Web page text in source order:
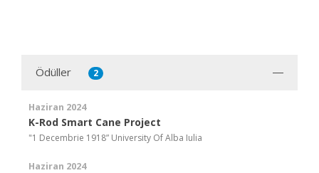
Ödüller 2
Haziran 2024
K-Rod Smart Cane Project
"1 Decembrie 1918” University Of Alba Iulia
Haziran 2024